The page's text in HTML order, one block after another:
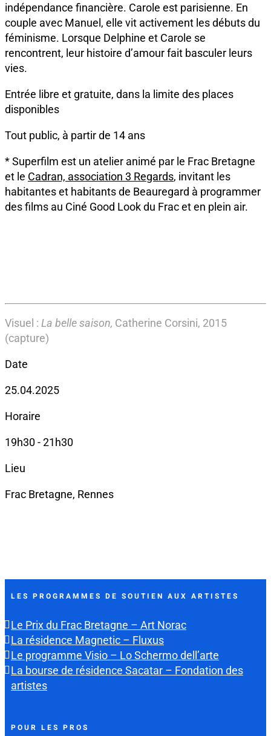
indépendance financière. Carole est parisienne. En
couple avec Manuel, elle vit activement les débuts du
féminisme. Lorsque Delphine et Carole se
rencontrent, leur histoire d’amour fait basculer leurs
vies.
Entrée libre et gratuite, dans la limite des places
disponibles
Tout public, à partir de 14 ans
* Superfilm est un atelier animé par le Frac Bretagne
et le Cadran, association 3 Regards, invitant les
habitantes et habitants de Beauregard à programmer
des films au Ciné Good Look du Frac et en plein air.
Visuel : La belle saison, Catherine Corsini, 2015
(capture)
Date
25.04.2025
Horaire
19h30 - 21h30
Lieu
Frac Bretagne, Rennes
LES PROGRAMMES DE SOUTIEN AUX ARTISTES
Le Prix du Frac Bretagne – Art Norac
La résidence Magnetic – Fluxus
Le programme Visio – Lo Schermo dell’arte
La bourse de résidence Sacatar – Fondation des
artistes
POUR LES PROS